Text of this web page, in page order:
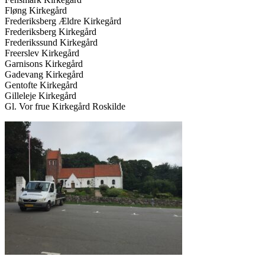
Fløng Kirkegård
Frederiksberg Ældre Kirkegård
Frederiksberg Kirkegård
Frederikssund Kirkegård
Freerslev Kirkegård
Garnisons Kirkegård
Gadevang Kirkegård
Gentofte Kirkegård
Gilleleje Kirkegård
Gl. Vor frue Kirkegård Roskilde